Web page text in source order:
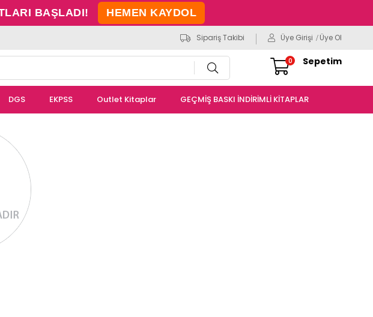
BAŞLADI! HEMEN KAYDOL
Sipariş Takibi Üye Girişi Üye Ol
Sepetim
0
DGS EKPSS Outlet Kitaplar GEÇMİŞ BASKI İNDİRİMLİ KİTAPLAR